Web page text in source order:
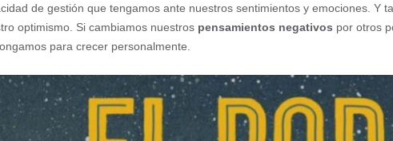
de gestión que tengamos ante nuestros sentimientos y emociones. Y
optimismo. Si cambiamos nuestros pensamientos negativos por otros
para crecer personalmente.